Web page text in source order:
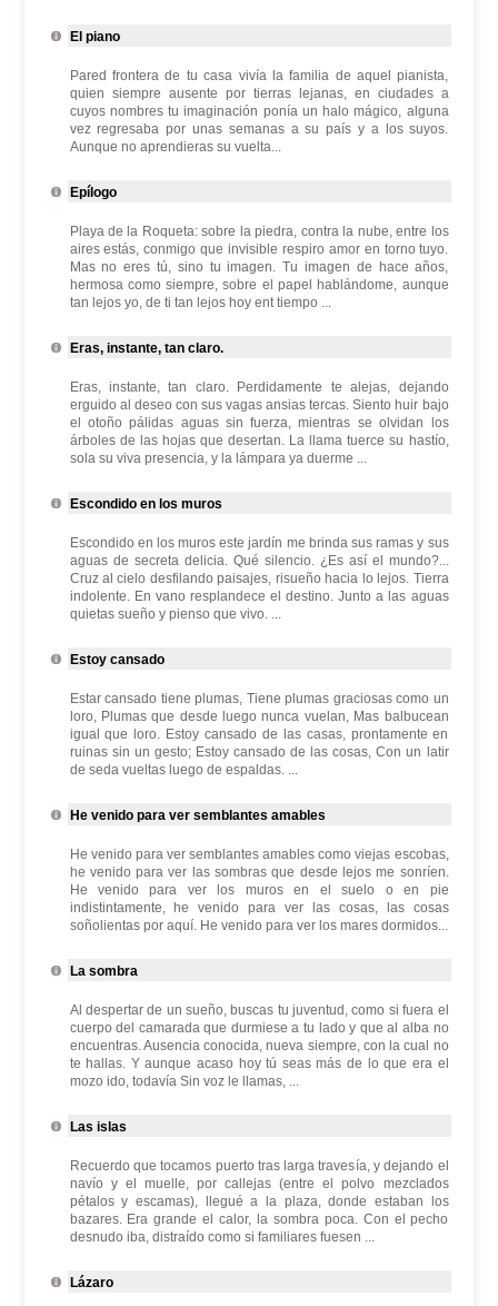
El piano
Pared frontera de tu casa vivía la familia de aquel pianista,
quien siempre ausente por tierras lejanas, en ciudades a
cuyos nombres tu imaginación ponía un halo mágico, alguna
vez regresaba por unas semanas a su país y a los suyos.
Aunque no aprendieras su vuelta...
Epílogo
Playa de la Roqueta: sobre la piedra, contra la nube, entre los
aires estás, conmigo que invisible respiro amor en torno tuyo.
Mas no eres tú, sino tu imagen. Tu imagen de hace años,
hermosa como siempre, sobre el papel hablándome, aunque
tan lejos yo, de ti tan lejos hoy ent tiempo ...
Eras, instante, tan claro.
Eras, instante, tan claro. Perdidamente te alejas, dejando
erguido al deseo con sus vagas ansias tercas. Siento huir bajo
el otoño pálidas aguas sin fuerza, mientras se olvidan los
árboles de las hojas que desertan. La llama tuerce su hastío,
sola su viva presencia, y la lámpara ya duerme ...
Escondido en los muros
Escondido en los muros este jardín me brinda sus ramas y sus
aguas de secreta delicia. Qué silencio. ¿Es así el mundo?...
Cruz al cielo desfilando paisajes, risueño hacia lo lejos. Tierra
indolente. En vano resplandece el destino. Junto a las aguas
quietas sueño y pienso que vivo. ...
Estoy cansado
Estar cansado tiene plumas, Tiene plumas graciosas como un
loro, Plumas que desde luego nunca vuelan, Mas balbucean
igual que loro. Estoy cansado de las casas, prontamente en
ruinas sin un gesto; Estoy cansado de las cosas, Con un latir
de seda vueltas luego de espaldas. ...
He venido para ver semblantes amables
He venido para ver semblantes amables como viejas escobas,
he venido para ver las sombras que desde lejos me sonríen.
He venido para ver los muros en el suelo o en pie
indistintamente, he venido para ver las cosas, las cosas
soñolientas por aquí. He venido para ver los mares dormidos...
La sombra
Al despertar de un sueño, buscas tu juventud, como si fuera el
cuerpo del camarada que durmiese a tu lado y que al alba no
encuentras. Ausencia conocida, nueva siempre, con la cual no
te hallas. Y aunque acaso hoy tú seas más de lo que era el
mozo ido, todavía Sin voz le llamas, ...
Las islas
Recuerdo que tocamos puerto tras larga travesía, y dejando el
navío y el muelle, por callejas (entre el polvo mezclados
pétalos y escamas), llegué a la plaza, donde estaban los
bazares. Era grande el calor, la sombra poca. Con el pecho
desnudo iba, distraído como si familiares fuesen ...
Lázaro